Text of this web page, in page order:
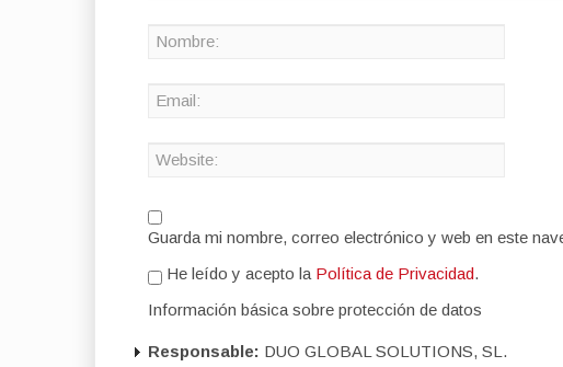
Guarda mi nombre, correo electrónico y web en este
He leído y acepto la Política de Privacidad.
Información básica sobre protección de datos
Responsable: DUO GLOBAL SOLUTIONS, SL.